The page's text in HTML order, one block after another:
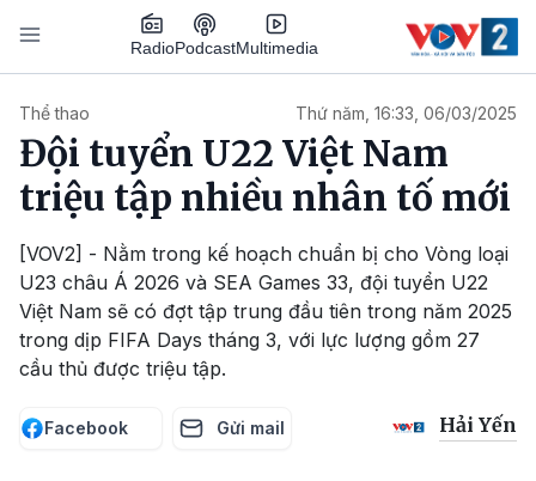
Nhảy đến nội dung
RadioPodcastMultimedia
Thể thao Thứ năm, 16:33, 06/03/2025
Đội tuyển U22 Việt Nam
triệu tập nhiều nhân tố mới
[VOV2] - Nằm trong kế hoạch chuẩn bị cho Vòng loại
U23 châu Á 2026 và SEA Games 33, đội tuyển U22
Việt Nam sẽ có đợt tập trung đầu tiên trong năm 2025
trong dịp FIFA Days tháng 3, với lực lượng gồm 27
cầu thủ được triệu tập.
Facebook Gửi mail Hải Yến